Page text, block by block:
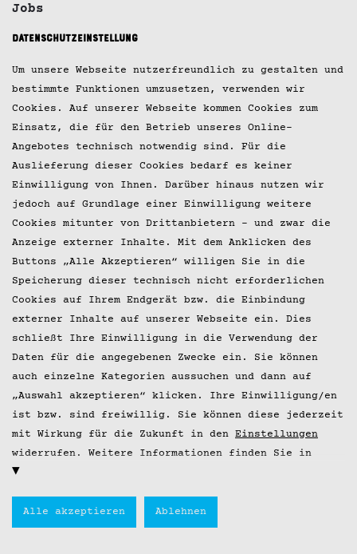
Jobs
Kontakt
Datenschutz
Presse
© 2026 Hobenköök GmbH
Datenschutzeinstellung
Um unsere Webseite nutzerfreundlich zu gestalten und
bestimmte Funktionen umzusetzen, verwenden wir
Cookies. Auf unserer Webseite kommen Cookies zum
Einsatz, die für den Betrieb unseres Online-
Angebotes technisch notwendig sind. Für die
Auslieferung dieser Cookies bedarf es keiner
Einwilligung von Ihnen. Darüber hinaus nutzen wir
jedoch auf Grundlage einer Einwilligung weitere
Cookies mitunter von Drittanbietern – und zwar die
Anzeige externer Inhalte. Mit dem Anklicken des
Buttons „Alle Akzeptieren“ willigen Sie in die
Speicherung dieser technisch nicht erforderlichen
Cookies auf Ihrem Endgerät bzw. die Einbindung
externer Inhalte auf unserer Webseite ein. Dies
schließt Ihre Einwilligung in die Verwendung der
Daten für die angegebenen Zwecke ein. Sie können
auch einzelne Kategorien aussuchen und dann auf
„Auswahl akzeptieren“ klicken. Ihre Einwilligung/en
ist bzw. sind freiwillig. Sie können diese jederzeit
mit Wirkung für die Zukunft in den Einstellungen
widerrufen. Weitere Informationen finden Sie in
unseren
Alle akzeptieren Ablehnen